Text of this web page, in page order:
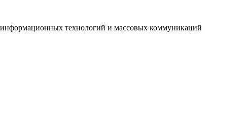
технологий и массовых коммуникаций